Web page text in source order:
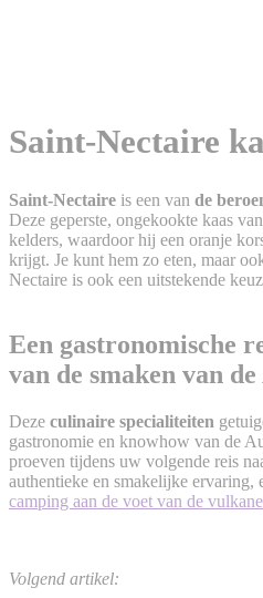
Saint-Nectaire
Saint-Nectaire is een van de
Deze geperste, ongekookte kaas
kelders, waardoor hij een oranje
krijgt. Je kunt hem zo eten, maar
Nectaire is ook een uitstekende
Een gastronomische
van de smaken van
Deze culinaire specialiteiten
gastronomie en knowhow van de
proeven tijdens uw volgende reis
authentieke en smakelijke ervaring,
camping aan de voet van de
Volgend artikel: